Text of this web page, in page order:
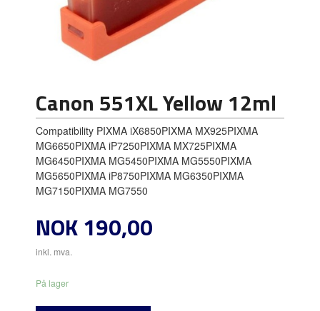
Canon 551XL Yellow 12ml
Compatibility PIXMA iX6850PIXMA MX925PIXMA
MG6650PIXMA iP7250PIXMA MX725PIXMA
MG6450PIXMA MG5450PIXMA MG5550PIXMA
MG5650PIXMA iP8750PIXMA MG6350PIXMA
MG7150PIXMA MG7550
Pris
NOK190,00
inkl. mva.
På lager